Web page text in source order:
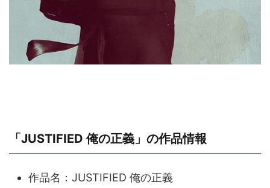
「JUSTIFIED 俺の正義」の作品情報
作品名：JUSTIFIED 俺の正義